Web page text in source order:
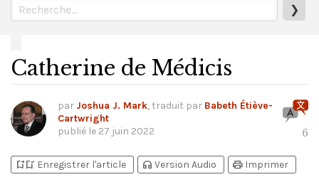
❯
Catherine de Médicis
par Joshua J. Mark, traduit par Babeth Étiève-
Cartwright
publié le 27 juin 2022 6
bookmark_addbookmark_added Enregistrer l'article headphones Version Audio print Imprimer